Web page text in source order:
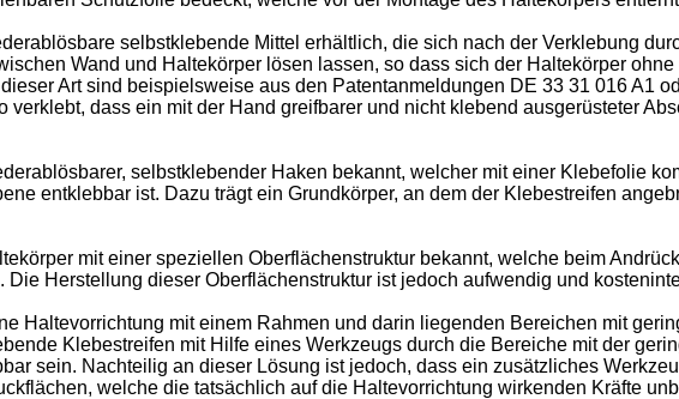
selbstklebende Mittel erhältlich, die sich nach der Verklebung
Wand und Haltekörper lösen lassen, so dass sich der Haltekörper
Art sind beispielsweise aus den Patentanmeldungen DE 33 31 016 A1
verklebt, dass ein mit der Hand greifbarer und nicht klebend ausgerüsteter
selbstklebender Haken bekannt, welcher mit einer Klebefolie
entklebbar ist. Dazu trägt ein Grundkörper, an dem der Klebestreifen
mit einer speziellen Oberflächenstruktur bekannt, welche beim
Herstellung dieser Oberflächenstruktur ist jedoch aufwendig und
Haltevorrichtung mit einem Rahmen und darin liegenden Bereichen mit
Klebestreifen mit Hilfe eines Werkzeugs durch die Bereiche mit der
sein. Nachteilig an dieser Lösung ist jedoch, dass ein zusätzliches
welche die tatsächlich auf die Haltevorrichtung wirkenden Kräfte